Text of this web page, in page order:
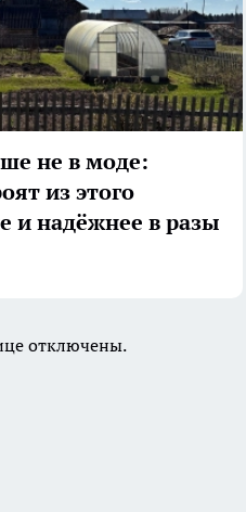
не в моде:
из этого
и надёжнее в разы
отключены.